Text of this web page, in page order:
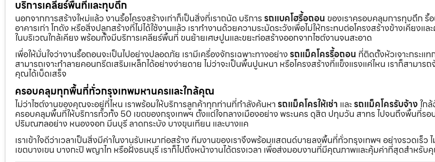
บริการเคลียร์พื้นที่และทุบตึก
นอกจากการสร้างใหม่แล้ว งานรื้อโครงสร้างเก่าก็เป็นสิ่งที่เราถนัด บริการรถแบคโฮรื้อถอน ของเราครอบคลุมการทุบตึก รื้
อาคารเก่า โกดัง หรือสิ่งปลูกสร้างที่ไม่ได้ใช้งานแล้ว เราทำงานด้วยความระมัดระวังเพื่อไม่ให้กระทบต่อโครงสร้างข้างเคียงแล
ในบริเวณใกล้เคียง พร้อมทั้งมีบริการเคลียร์พื้นที่ ขนย้ายเศษปูนและขยะก่อสร้างออกจากไซต์งานจนสะอาด
เพื่อให้มั่นใจว่างานรื้อถอนจะเป็นไปอย่างปลอดภัย เรามีเครื่องจักรเฉพาะทางอย่างรถแม็คโครรื้อถอน ที่ติดตั้งหัวเจาะกระแ
สามารถเจาะทำลายคอนกรีตเสริมเหล็กได้อย่างง่ายดาย ไม่ว่าจะเป็นพื้นปูนหนา หรือโครงสร้างที่แข็งแรงแค่ไหน เราก็สามารถ
คุณได้เบ็ดเสร็จ
ครอบคลุมทุกพื้นที่ทั่วกรุงเทพมหานครและใกล้คุณ
ไม่ว่าไซต์งานของคุณจะอยู่ที่ไหน เราพร้อมให้บริการลูกค้าทุกท่านที่กำลังค้นหารถแม็คโครให้เช่า และรถแม็คโครรับจ้างใก
ครอบคลุมพื้นที่ให้บริการทั่วทั้ง 50 เขตของกรุงเทพฯ ตั้งแต่ใจกลางเมืองอย่าง พระนคร ดุสิต ปทุมวัน สาทร ไปจนถึงพื้นที่รอ
ปริมณฑลอย่าง หนองจอก มีนบุรี ลาดกระบัง บางขุนเทียน และบางแค
เราเข้าใจดีว่าเวลาเป็นสิ่งมีค่าในงานรับเหมาก่อสร้าง ทีมงานของเราจึงพร้อมแสตนด์บายลงพื้นที่ทั่วกรุงเทพฯ อย่างรวดเร็ว ไ
เขตบางเขน บางกะปิ พญาไท หรือฝั่งธนบุรี เราก็ไปถึงหน้างานได้ตรงเวลา เพื่อส่งมอบงานที่มีคุณภาพและคุ้มค่าที่สุดสำหรับ